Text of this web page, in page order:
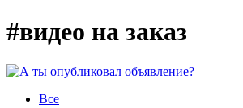
#видео на заказ
Все